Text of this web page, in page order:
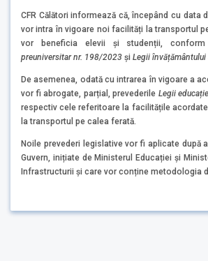
CFR Călători informează că, începând cu data
vor intra în vigoare noi facilități la transportul
vor beneficia elevii și studenții,
preuniversitar nr. 198/2023 și Legii
De asemenea, odată cu intrarea în vigoare a
vor fi abrogate, parțial, prevederile Legii
respectiv cele referitoare la facilitățile
la transportul pe calea ferată.
Noile prevederi legislative vor fi aplicate după
Guvern, inițiate de Ministerul Educației și
Infrastructurii și care vor conține metodologia